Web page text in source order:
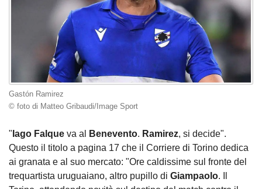
Gastón Ramirez
© foto di Matteo Gribaudi/Image Sport
" Iago Falque va al Benevento. Ramirez, si decide".
Questo il titolo a pagina 17 che il Corriere di Torino dedica
ai granata e al suo mercato: "Ore caldissime sul fronte del
trequartista uruguaiano, altro pupillo di Giampaolo. Il